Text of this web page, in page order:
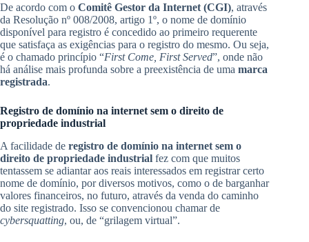
De acordo com o Comitê Gestor da Internet (CGI), através
da Resolução nº 008/2008, artigo 1º, o nome de domínio
disponível para registro é concedido ao primeiro requerente
que satisfaça as exigências para o registro do mesmo. Ou seja,
é o chamado princípio “First Come, First Served”, onde não
há análise mais profunda sobre a preexistência de uma marca
registrada.
Registro de domínio na internet sem o direito de
propriedade industrial
A facilidade de registro de domínio na internet sem o
direito de propriedade industrial fez com que muitos
tentassem se adiantar aos reais interessados em registrar certo
nome de domínio, por diversos motivos, como o de barganhar
valores financeiros, no futuro, através da venda do caminho
do site registrado. Isso se convencionou chamar de
cybersquatting, ou, de “grilagem virtual”.